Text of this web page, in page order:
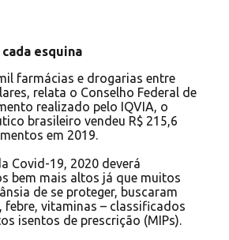
esquina
farmácias e drogarias entre
relata o Conselho Federal de
realizado pelo IQVIA, o
brasileiro vendeu R$ 215,6
em 2019.
Covid-19, 2020 deverá
bem mais altos já que muitos
de se proteger, buscaram
febre, vitaminas – classificados
isentos de prescrição (MIPs).